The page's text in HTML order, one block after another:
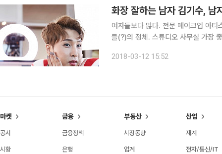
화장 잘하는 남자 김기수, 남
여자들보다 많다. 전문 메이크업 아
들(?)의 정체. 스튜디오 사무실 가장
보따리가 아닌 화장 도구를 들고 나와
2018-03-12 15:52
마켓
공시
시황
금융
금융정책
은행
부동산
시장동향
업계
산업
재계
전자/통신/IT